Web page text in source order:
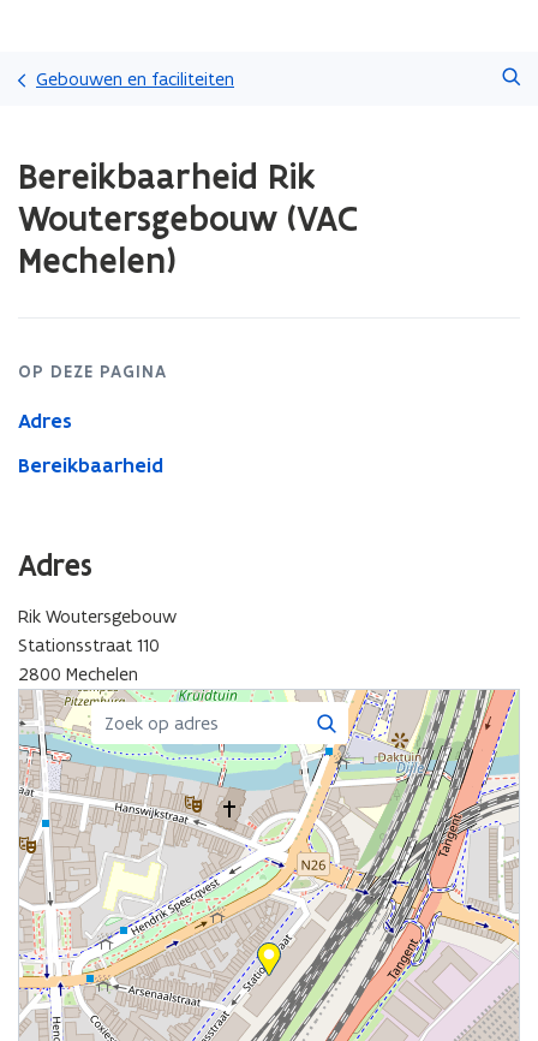
gaan
Gebouwen en faciliteiten
met
laden.
zich
Woutersgebouw
Mechelen)
Bereikbaarheid Rik
Woutersgebouw (VAC
Mechelen)
OP DEZE PAGINA
Adres
Bereikbaarheid
Adres
Rik Woutersgebouw
Stationsstraat 110
2800 Mechelen
Zoeken